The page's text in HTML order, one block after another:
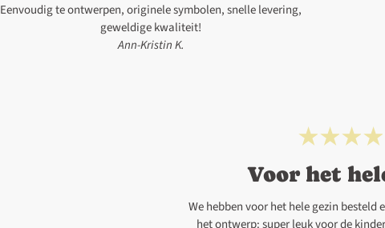
Eenvoudig te ontwerpen, originele symbolen, snelle levering,
geweldige kwaliteit!
Ann-Kristin K.
Voor het
We hebben voor het hele gezin besteld
het ontwerp: super leuk voor de